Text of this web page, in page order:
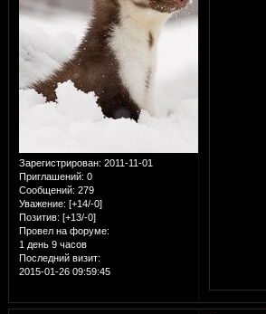
Зарегистрирован: 2011-11-01
Приглашений: 0
Сообщений: 279
Уважение: [+14/-0]
Позитив: [+13/-0]
Провел на форуме:
1 день 9 часов
Последний визит:
2015-01-26 09:59:45